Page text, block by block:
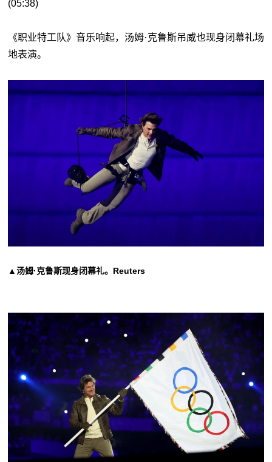
(05:38)
《职业特工队》音乐响起，汤姆·克鲁斯吊威也现身闭幕礼场
地表演。
▲汤姆·克鲁斯现身闭幕礼。Reuters